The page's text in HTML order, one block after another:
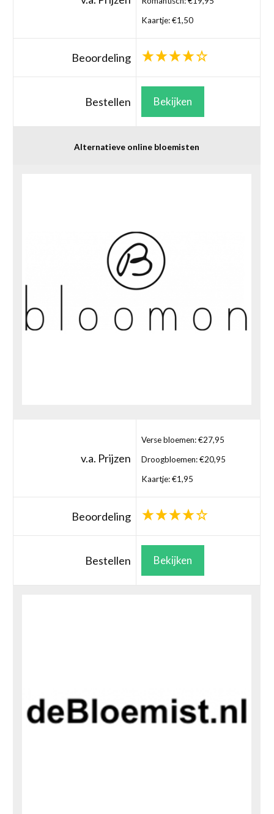
Kaartje: €1,50
Beoordeling
Bestellen Bekijken
Alternatieve online bloemisten
v.a. Prijzen
Verse bloemen: €27,95
Droogbloemen: €20,95
Kaartje: €1,95
Beoordeling
Bestellen Bekijken